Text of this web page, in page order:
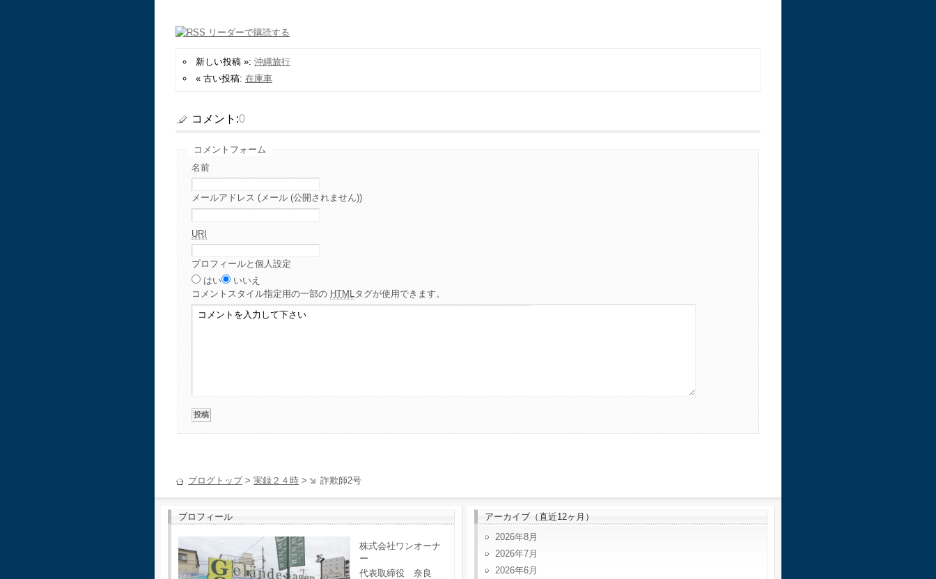
新しい投稿 »: 沖縄旅行
« 古い投稿: 在庫車
コメント:0
コメントフォーム
名前
メールアドレス (メール (公開されません))
URI
プロフィールと個人設定
はい
いいえ
コメント スタイル指定用の一部の HTMLタグが使用できます。
ブログトップ> 実録２４時 > 詐欺師2号
プロフィール
株式会社ワンオーナ
ー
代表取締役 奈良
アーカイブ（直近12ヶ月）
2026年8月
2026年7月
2026年6月